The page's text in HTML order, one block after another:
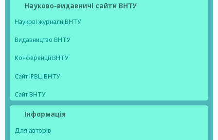
Науково-видавничі сайти ВНТУ
Наукові журнали ВНТУ
Видавництво ВНТУ
Конференції ВНТУ
Сайт ІРВЦ ВНТУ
Сайт ВНТУ
Інформація
Для авторів